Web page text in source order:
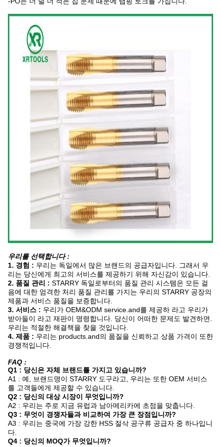
우리를 선택합니다 :
1. 경험 : 우리는 독일에서 많은 브랜드의 공급자입니다. 그래서 우
리는 당신에게 최고의 서비스를 제공하기 위해 자신감이 있습니다.
2. 품질 관리 : STARRY 독일로부터의 품질 관리 시스템은 모든 걸
음에 대한 엄격한 처리 품질 관리를 가지는 우리의 STARRY 공장의
제품과 서비스 품질을 보증합니다.
3. 서비스 : 우리가 OEM&ODM service.and를 제공하 라고 우리가
받아들이 라고 재판이 명령합니다. 당신이 어떠한 문제도 발견하면.
우리는 적절한 해결책을 찾을 것입니다.
4. 제품 : 우리는 products.and의 품질을 신뢰하고 상품 가격이 또한
경쟁적입니다.
FAQ :
Q1 : 당신은 자체 브랜드를 가지고 있습니까?
A1 : 예, 브랜드명이 STARRY 도구라고, 우리는 또한 OEM 서비스
를 고객들에게 제공할 수 있습니다.
Q2 : 당신의 대상 시장이 무엇입니까?
A2 : 우리는 주로 지금 유럽과 남아메리카에 초점을 맞춥니다.
Q3 : 무엇이 경쟁자들과 비교하여 가장 큰 장점입니까?
A3 : 우리는 중국에 가장 강한 HSS 절삭 공구류 공급자 중 하나입니
다.
Q4 : 당신의 MOQ가 무엇입니까?